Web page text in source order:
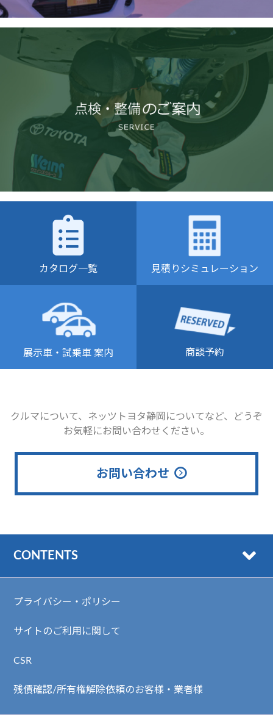
カタログ一覧 見積りシミュレーション
展示車・試乗車 案内 商談予約
クルマについて、ネッツトヨタ静岡についてなど、どうぞ
お気軽にお問い合わせください。
お問い合わせ
CONTENTS
プライバシー・ポリシー
サイトのご利用に関して
CSR
残債確認/所有権解除依頼のお客様・業者様